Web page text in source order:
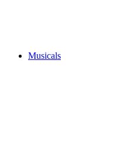
Musicals